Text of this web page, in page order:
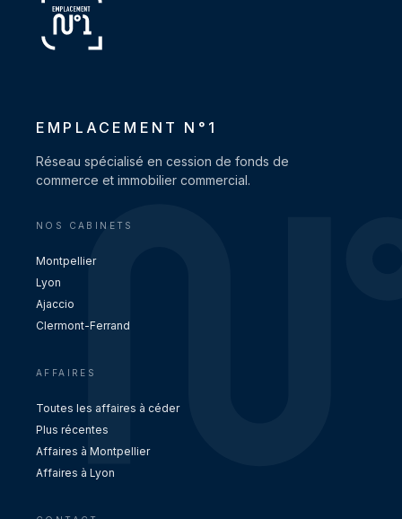
EMPLACEMENT N°1
Réseau spécialisé en cession de fonds de
commerce et immobilier commercial.
NOS CABINETS
Montpellier
Lyon
Ajaccio
Clermont-Ferrand
AFFAIRES
Toutes les affaires à céder
Plus récentes
Affaires à Montpellier
Affaires à Lyon